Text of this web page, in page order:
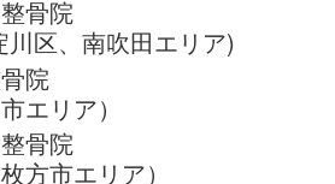
骨院
川区、南吹田エリア)
院
エリア）
骨院
方市エリア）